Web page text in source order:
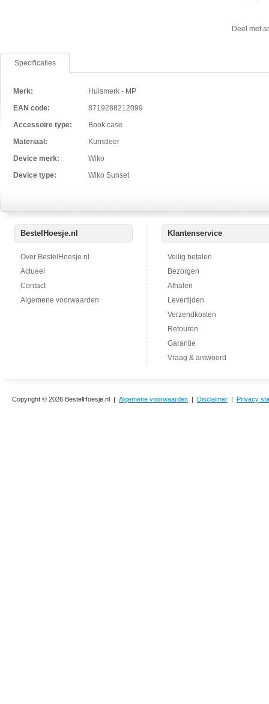
Deel met
Specificaties
Merk:
Huismerk - MP
EAN code:
8719288212099
Accessoire type:
Book case
Materiaal:
Kunstleer
Device merk:
Wiko
Device type:
Wiko Sunset
BestelHoesje.nl
Over BestelHoesje.nl
Actueel
Contact
Algemene voorwaarden
Klantenservice
Veilig betalen
Bezorgen
Afhalen
Levertijden
Verzendkosten
Retouren
Garantie
Vraag & antwoord
Copyright © 2026 BestelHoesje.nl | Algemene voorwaarden | Disclaimer | Privacy